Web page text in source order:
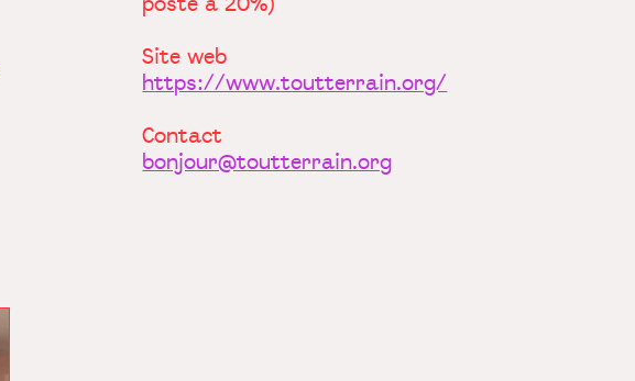
poste à 20%)
Site web
https://www.toutterrain.org/
Contact
bonjour@toutterrain.org